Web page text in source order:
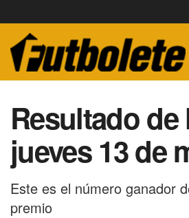
Resultado
jueves 13 de
Este es el número ganador
premio